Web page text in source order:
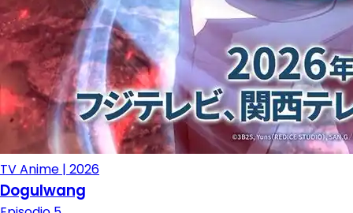
TV Anime | 2026
Dogulwang